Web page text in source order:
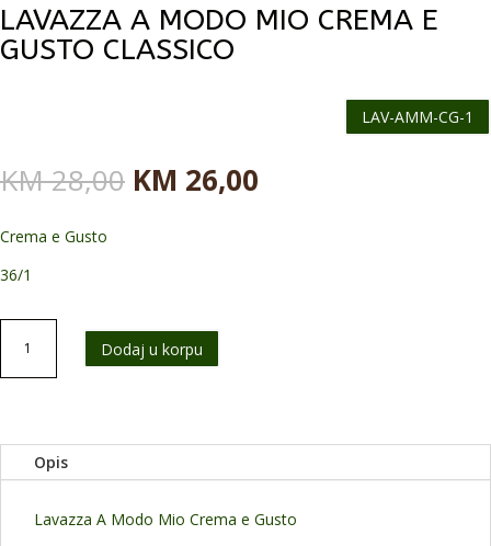
LAVAZZA A MODO MIO CREMA E
GUSTO CLASSICO
LAV-AMM-CG-1
KM28,00 Originalna
cena
KM 26,00
Crema e Gusto
36/1
Modo
e
Gusto
količina
Dodaj u korpu
Opis
Lavazza A Modo Mio Crema e Gusto